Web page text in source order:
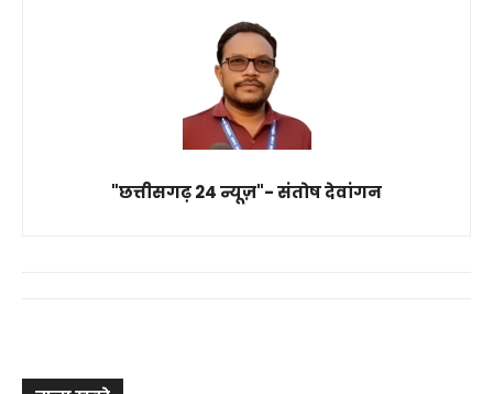
"छत्तीसगढ़ 24 न्यूज़"- संतोष देवांगन